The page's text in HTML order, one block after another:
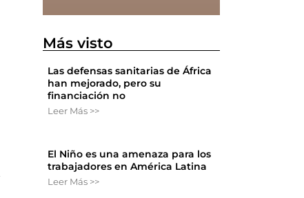
Más visto
Las defensas sanitarias de África
han mejorado, pero su
financiación no
Leer Más >>
El Niño es una amenaza para los
trabajadores en América Latina
Leer Más >>